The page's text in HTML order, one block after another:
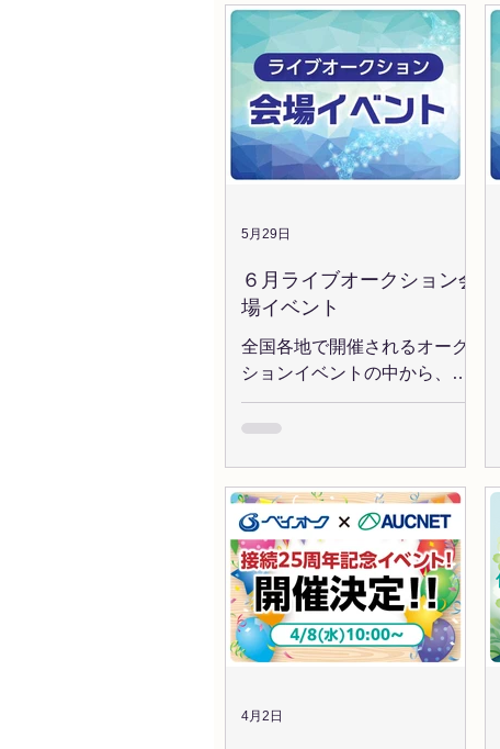
い。 これらのお悩みは「支払
延長サービス」が解決しま
す！ 【目次】支払延長サービ
スとは？ どんなサービス？ 支
払延長期間・手数料は？ ご利
用の流れ ご利用の際の注意事
項 １．どんなサービス？ オー
有在庫市場、おまとめサービ
ご利用可能なお支払いが延長
できるサービスです。 延長方
法は車両ごと”都度利用す
る”か”自動延長”から選択可能
り、支払延長したい車両を登
録すると、週ごとに手数料が
加算されます。1台からお申込
可能です。 ●自動延長を利用
する方法 事前に自動延長の利
用登録を行うことで、ご利用
限度額内の落札車両が全て自
動的に支払延長となります。
です。 ※当サービスのご利用
６月ライブオークション会
場イベント
全国各地で開催されるオーク
ションイベントの中から、６
月のおすすめイベントを厳
選！ 気になる会場をぜひチェ
IAA大阪 「IAA設立17周年感謝
記念」 ６/10(水) KCAA南九州
「心を込めて35周年企画大感
謝祭記念」 ６/11(木) TAA関東
「TAA59周年記念」 ６/18(木)
ZIP大阪 「オークネット提携
24周年記念」 ６/26(金) LAA岡
AA」 ◆本件に関するお問い合
5月29日
4月2日